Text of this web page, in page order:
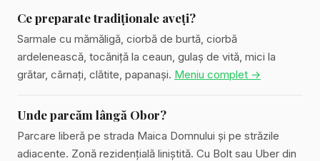
Ce preparate tradiționale aveți?
Sarmale cu mămăligă, ciorbă de burtă, ciorbă
ardelenească, tocăniță la ceaun, gulaș de vită, mici la
grătar, cârnați, clătite, papanași. Meniu complet →
Unde parcăm lângă Obor?
Parcare liberă pe strada Maica Domnului și pe străzile
adiacente. Zonă rezidențială liniștită. Cu Bolt sau Uber din